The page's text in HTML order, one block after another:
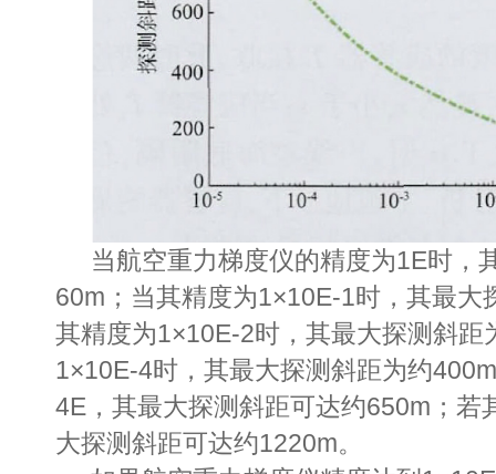
当航空重力梯度仪的精度为1E时，
60m；当其精度为1×10E-1时，其最大
其精度为1×10E-2时，其最大探测斜距
1×10E-4时，其最大探测斜距为约
4E，其最大探测斜距可达约650m；若
大探测斜距可达约1220m。